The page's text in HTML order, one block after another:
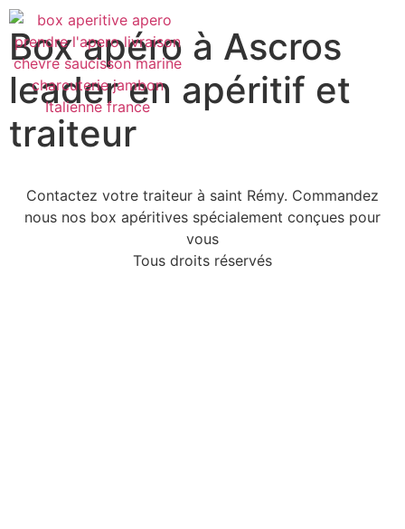
Box apéro à Ascros
leader en apéritif et
traiteur
Contactez votre traiteur à saint Rémy. Commandez
nous nos box apéritives spécialement conçues pour
vous
Tous droits réservés